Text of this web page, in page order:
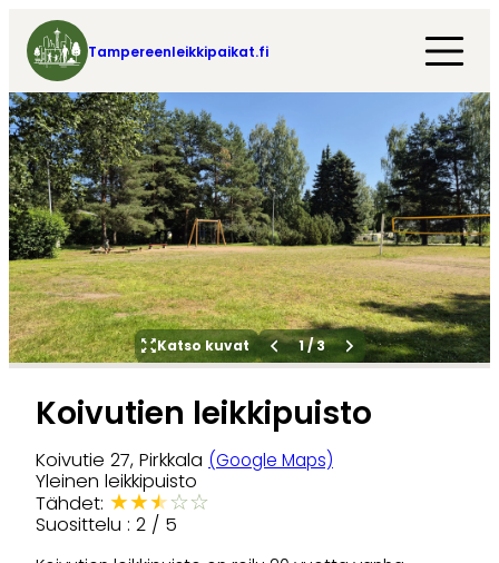
Tampereenleikkipaikat.fi
Katso kuvat 1/3
Koivutien leikkipuisto
Koivutie 27, Pirkkala (Google Maps)
Yleinen leikkipuisto
Tähdet: ★★★☆☆
Suosittelu : 2 / 5